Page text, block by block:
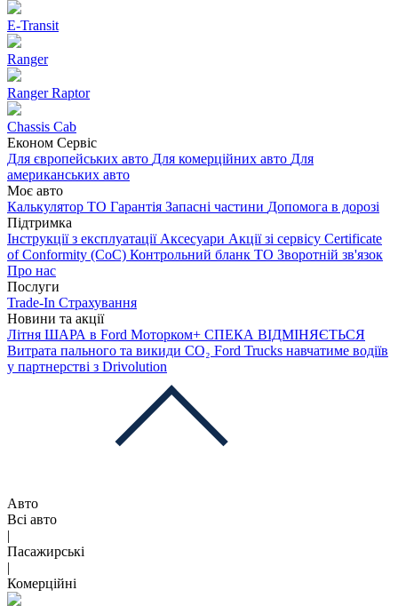
E-Transit
Ranger
Ranger Raptor
Chassis Cab
Економ Сервіс
Для європейських авто Для комерційних авто Для
американських авто
Моє авто
Калькулятор ТО Гарантія Запасні частини Допомога в дорозі
Підтримка
Інструкції з експлуатації Аксесуари Акції зі сервісу Certificate
of Conformity (CoC) Контрольний бланк ТО Зворотній зв'язок
Про нас
Послуги
Trade-In Страхування
Новини та акції
Літня ШАРА в Ford Моторком+ СПЕКА ВІДМІНЯЄТЬСЯ
Витрата пального та викиди CO₂ Ford Trucks навчатиме водіїв
у партнерстві з Drivolution
Авто
Всі авто
|
Пасажирські
|
Комерційні